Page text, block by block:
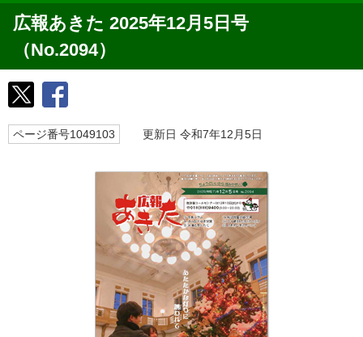
広報あきた 2025年12月5日号
（No.2094）
ページ番号1049103 更新日 令和7年12月5日